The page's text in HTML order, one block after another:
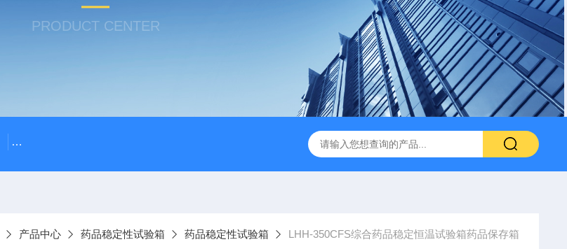
PRODUCT CENTER
BX-12-12H灰分含量测定马弗炉1200度电炉灰分测定仪 GDJ6010高低温交变试验箱daohan冷热交变测试箱
产品中心 药品稳定性试验箱 药品稳定性试验箱 LHH-350CFS综合药品稳定恒温试验箱药品保存箱